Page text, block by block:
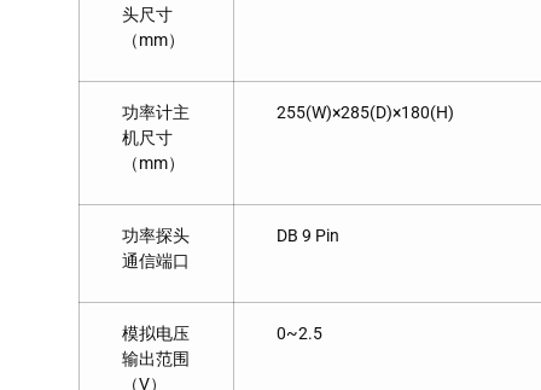
头尺寸
（mm）
功率计主
机尺寸
（mm）
255(W)×285(D)×180(H)
功率探头
通信端口
DB 9 Pin
模拟电压
输出范围
（V）
0~2.5